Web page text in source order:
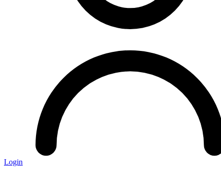
Login